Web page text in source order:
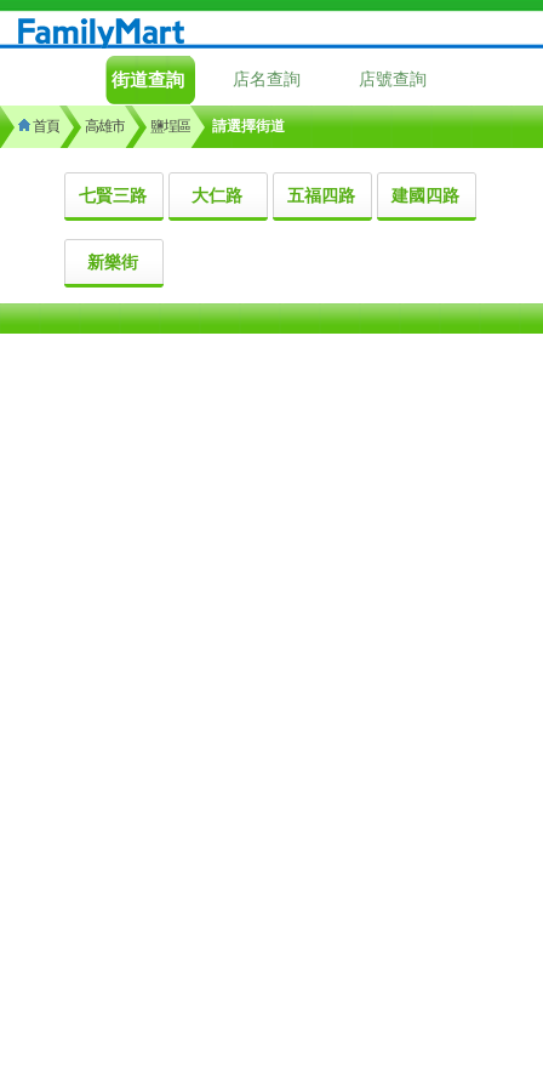
街道查詢 店名查詢 店號查詢
首頁 高雄市 鹽埕區 請選擇街道
七賢三路 大仁路 五福四路 建國四路
新樂街